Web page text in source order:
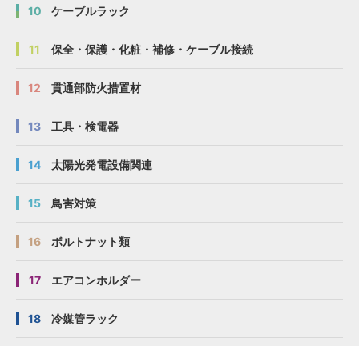
10 ケーブルラック
11 保全・保護・化粧・補修・ケーブル接続
12 貫通部防火措置材
13 工具・検電器
14 太陽光発電設備関連
15 鳥害対策
16 ボルトナット類
17 エアコンホルダー
18 冷媒管ラック